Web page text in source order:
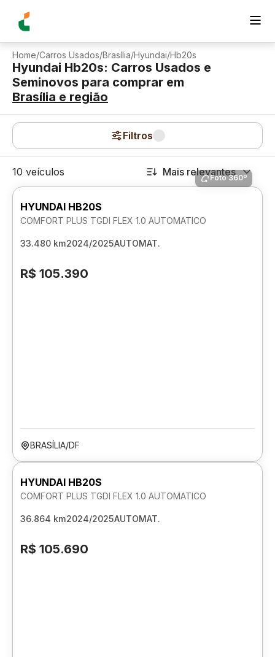
Home/Carros Usados/Brasília/Hyundai/Hb20s
Hyundai Hb20s: Carros Usados e
Seminovos para comprar em
Brasília e região
Filtros
10 veículos Mais relevantes
Foto 360º
HYUNDAI HB20S
COMFORT PLUS TGDI FLEX 1.0 AUTOMATICO
33.480 km2024/2025AUTOMAT.
R$ 105.390
BRASÍLIA/DF
HYUNDAI HB20S
COMFORT PLUS TGDI FLEX 1.0 AUTOMATICO
36.864 km2024/2025AUTOMAT.
R$ 105.690